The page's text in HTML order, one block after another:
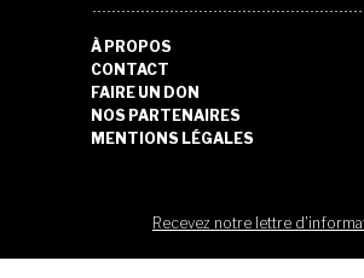
À PROPOS
CONTACT
FAIRE UN DON
NOS PARTENAIRES
MENTIONS LÉGALES
Recevez notre lettre